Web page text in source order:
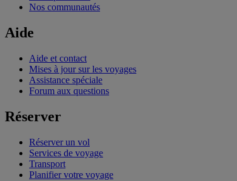
Nos communautés
Aide
Aide et contact
Mises à jour sur les voyages
Assistance spéciale
Forum aux questions
Réserver
Réserver un vol
Services de voyage
Transport
Planifier votre voyage